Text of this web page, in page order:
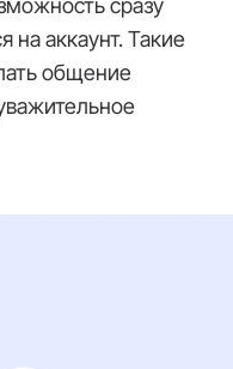
сразу
на аккаунт. Такие
общение